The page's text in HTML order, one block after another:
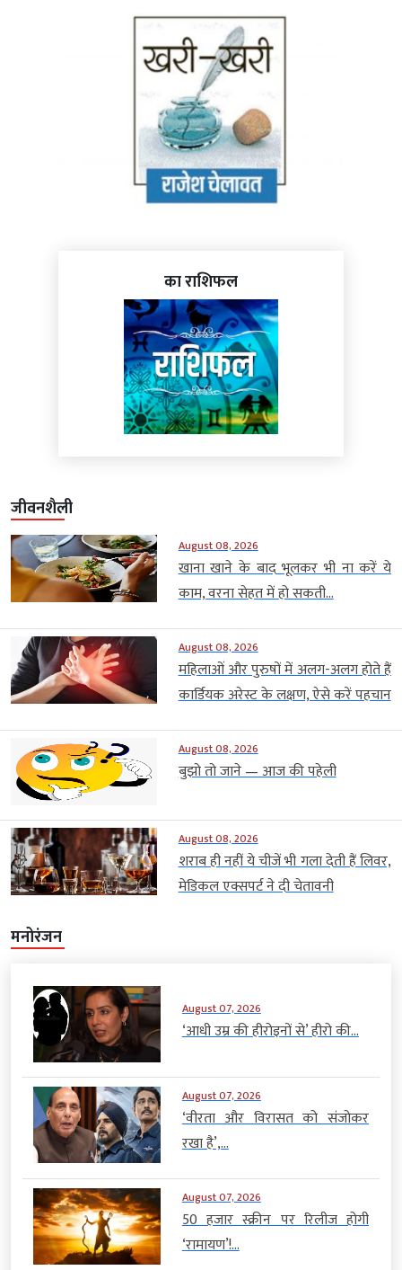
का राशिफल
जीवनशैली
August 08, 2026
खाना खाने के बाद भूलकर भी ना करें ये
काम, वरना सेहत में हो सकती...
August 08, 2026
महिलाओं और पुरुषों में अलग-अलग होते हैं
कार्डियक अरेस्ट के लक्षण, ऐसे करें पहचान
August 08, 2026
बुझो तो जाने — आज की पहेली
August 08, 2026
शराब ही नहीं ये चीजें भी गला देती हैं लिवर,
मेडिकल एक्सपर्ट ने दी चेतावनी
मनोरंजन
August 07, 2026
‘आधी उम्र की हीरोइनों से’ हीरो की...
August 07, 2026
‘वीरता और विरासत को संजोकर
रखा है’,...
August 07, 2026
50 हजार स्क्रीन पर रिलीज होगी
‘रामायण’!...